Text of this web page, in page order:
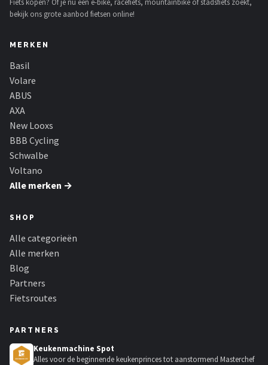
Fiets kopen? Of je nu een e-bike, racefiets, mountainbike of stadsfiets zoekt,
bekijk ons grote aanbod fietsen online!
MERKEN
Basil
Volare
ABUS
AXA
New Looxs
BBB Cycling
Schwalbe
Voltano
Alle merken →
SHOP
Alle categorieën
Alle merken
Blog
Partners
Fietsroutes
PARTNERS
Keukenmachine Spot
Alles voor de beginnende keukenprinces tot aanstormend Masterchef